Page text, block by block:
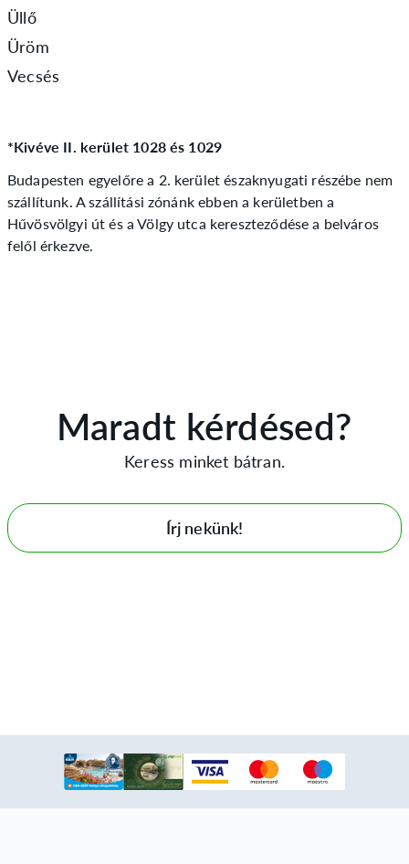
Üllő
Üröm
Vecsés
*Kivéve II. kerület 1028 és 1029
Budapesten egyelőre a 2. kerület északnyugati részébe nem
szállítunk. A szállítási zónánk ebben a kerületben a
Hűvösvölgyi út és a Völgy utca kereszteződése a belváros
felől érkezve.
Maradt kérdésed?
Keress minket bátran.
Írj nekünk!